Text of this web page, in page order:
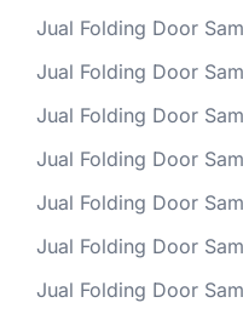
Jual Folding Door
Jual Folding Door
Jual Folding Door
Jual Folding Door
Jual Folding Door
Jual Folding Door
Jual Folding Door